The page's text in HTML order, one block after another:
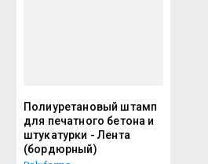
Полиуретановый штамп
для печатного бетона и
штукатурки - Лента
(бордюрный)